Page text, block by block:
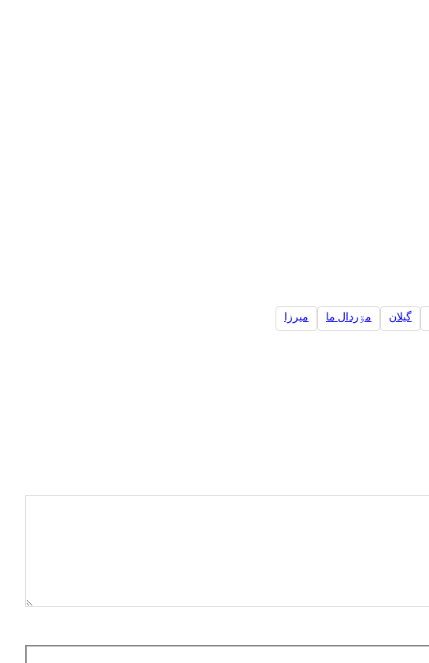
گیلان مۊردال ما میرزا